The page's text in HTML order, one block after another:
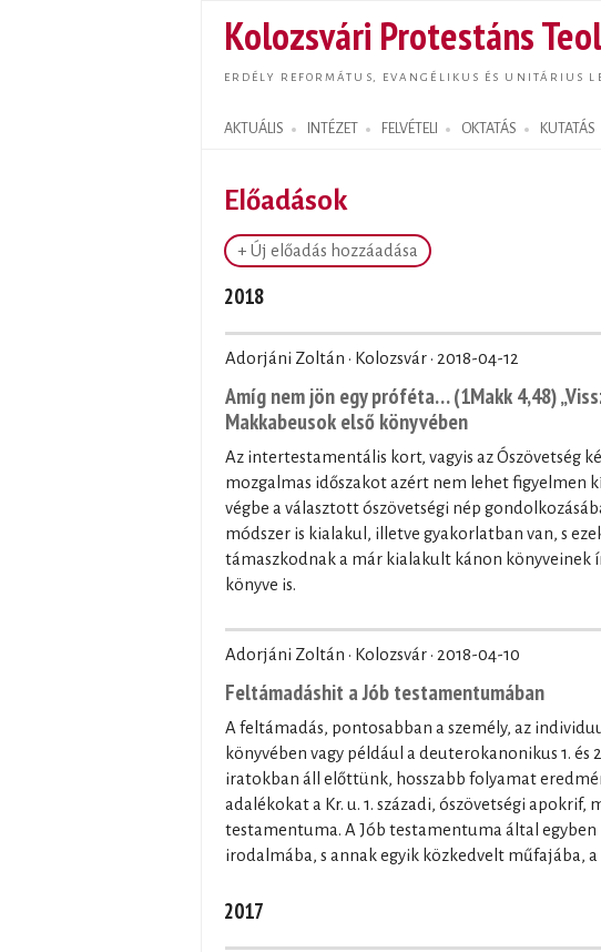
Kolozsvári Protestáns
ERDÉLY REFORMÁTUS, EVANGÉLIKUS ÉS UNITÁRIUS
AKTUÁLIS INTÉZET FELVÉTELI OKTATÁS KUTATÁS
Search form
Előadások
+ Új előadás hozzáadása
2018
Adorjáni Zoltán · Kolozsvár · 2018-04-12
Amíg nem jön egy próféta… (1Makk 4,48)
Makkabeusok első könyvében
Az intertestamentális kort, vagyis az Ószövetség
mozgalmas időszakot azért nem lehet figyelmen
végbe a választott ószövetségi nép
módszer is kialakul, illetve gyakorlatban van, s
támaszkodnak a már kialakult kánon könyveinek
könyve is.
Adorjáni Zoltán · Kolozsvár · 2018-04-10
Feltámadáshit a Jób testamentumában
A feltámadás, pontosabban a személy, az
könyvében vagy például a deuterokanonikus 1.
iratokban áll előttünk, hosszabb folyamat
adalékokat a Kr. u. 1. századi, ószövetségi
testamentuma. A Jób testamentuma által
irodalmába, s annak egyik közkedvelt műfajába,
2017